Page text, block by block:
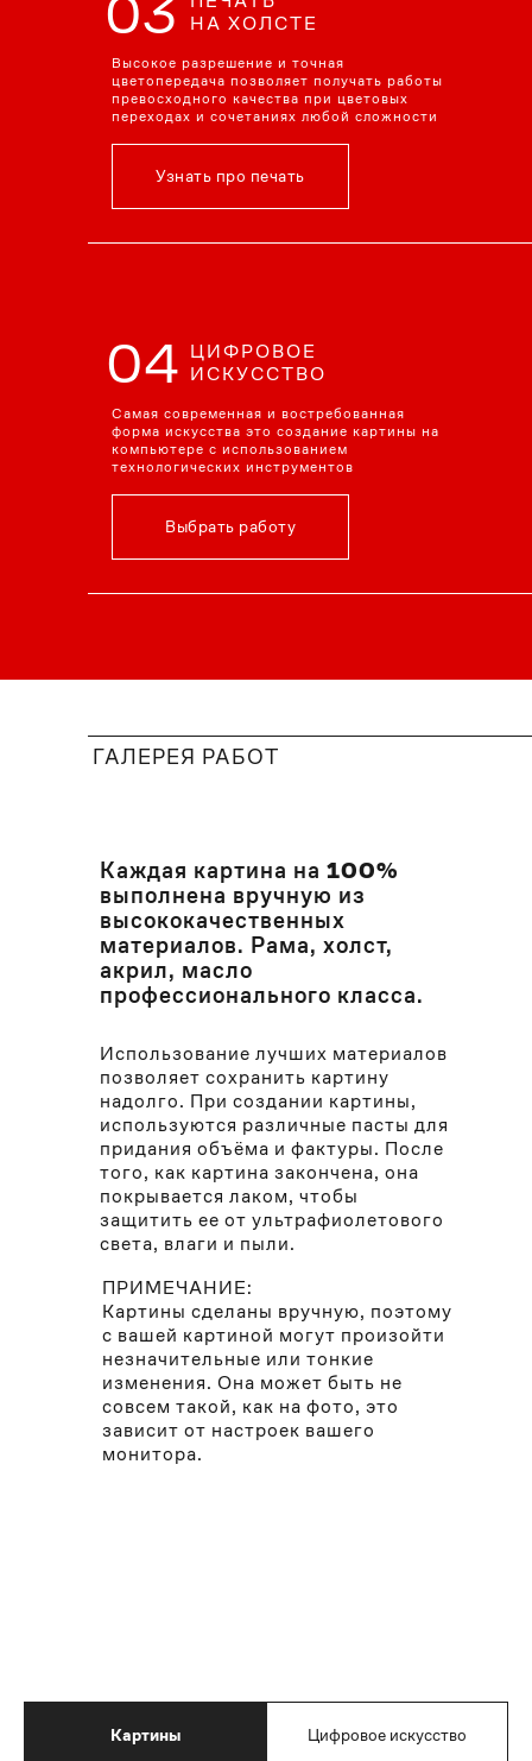
Высокое разрешение и точная
цветопередача позволяет получать работы
превосходного качества при цветовых
переходах и сочетаниях любой сложности
НА ХОЛСТЕ
Узнать про печать
Самая современная и востребованная
форма искусства это создание картины на
компьютере с использованием
технологических инструментов
04 ЦИФРОВОЕ
ИСКУССТВО
Выбрать работу
ГАЛЕРЕЯ РАБОТ
Каждая картина на 100%
выполнена вручную из
высококачественных
материалов. Рама, холст,
акрил, масло
профессионального класса.
Использование лучших материалов
позволяет сохранить картину
надолго. При создании картины,
используются различные пасты для
придания объёма и фактуры. После
того, как картина закончена, она
покрывается лаком, чтобы
защитить ее от ультрафиолетового
света, влаги и пыли.
ПРИМЕЧАНИЕ:
Картины сделаны вручную, поэтому
с вашей картиной могут произойти
незначительные или тонкие
изменения. Она может быть не
совсем такой, как на фото, это
зависит от настроек вашего
монитора.
Картины Цифровое искусство